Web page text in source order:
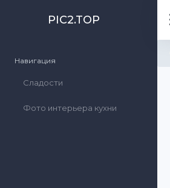
PIC2.TOP
Навигация
Сладости
Фото интерьера кухни